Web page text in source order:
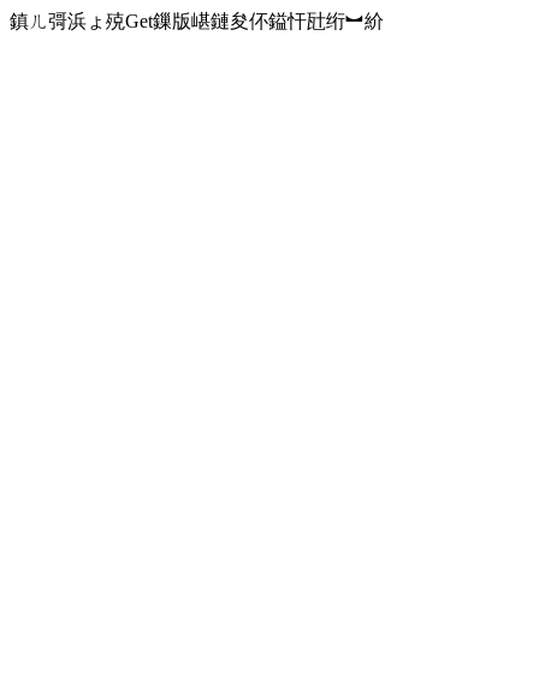
鎮ㄦ彁浜ょ殑Get鏁版嵁鏈夋伓鎰忓瓧绗︼紒